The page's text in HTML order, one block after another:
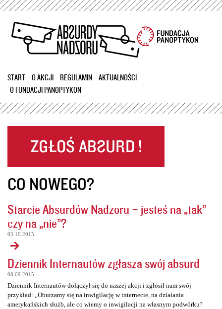
Przejdź
treści
START O AKCJI REGULAMIN
AKTUALNOŚCI
O FUNDACJI PANOPTYKON
CO NOWEGO?
Starcie Absurdów Nadzoru – jesteś na „tak”
czy na „nie”?
03.10.2015
Dziennik Internautów zgłasza swój absurd
08.09.2015
Dziennik Internautów dołączył się do naszej akcji i zgłosił nam swój
przykład: „Oburzamy się na inwigilację w internecie, na działania
amerykańskich służb, ale co wiemy o inwigilacji na własnym podwórku?